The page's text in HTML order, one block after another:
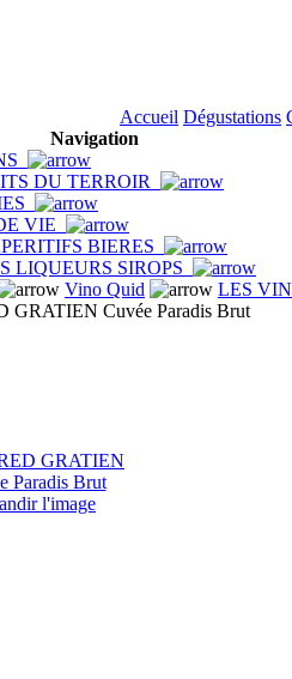
Accueil Dégustations
Navigation
DU TERROIR
VIE
BIERES
LIQUEURS SIROPS
Vino Quid
LES
GRATIEN Cuvée Paradis Brut
l'image